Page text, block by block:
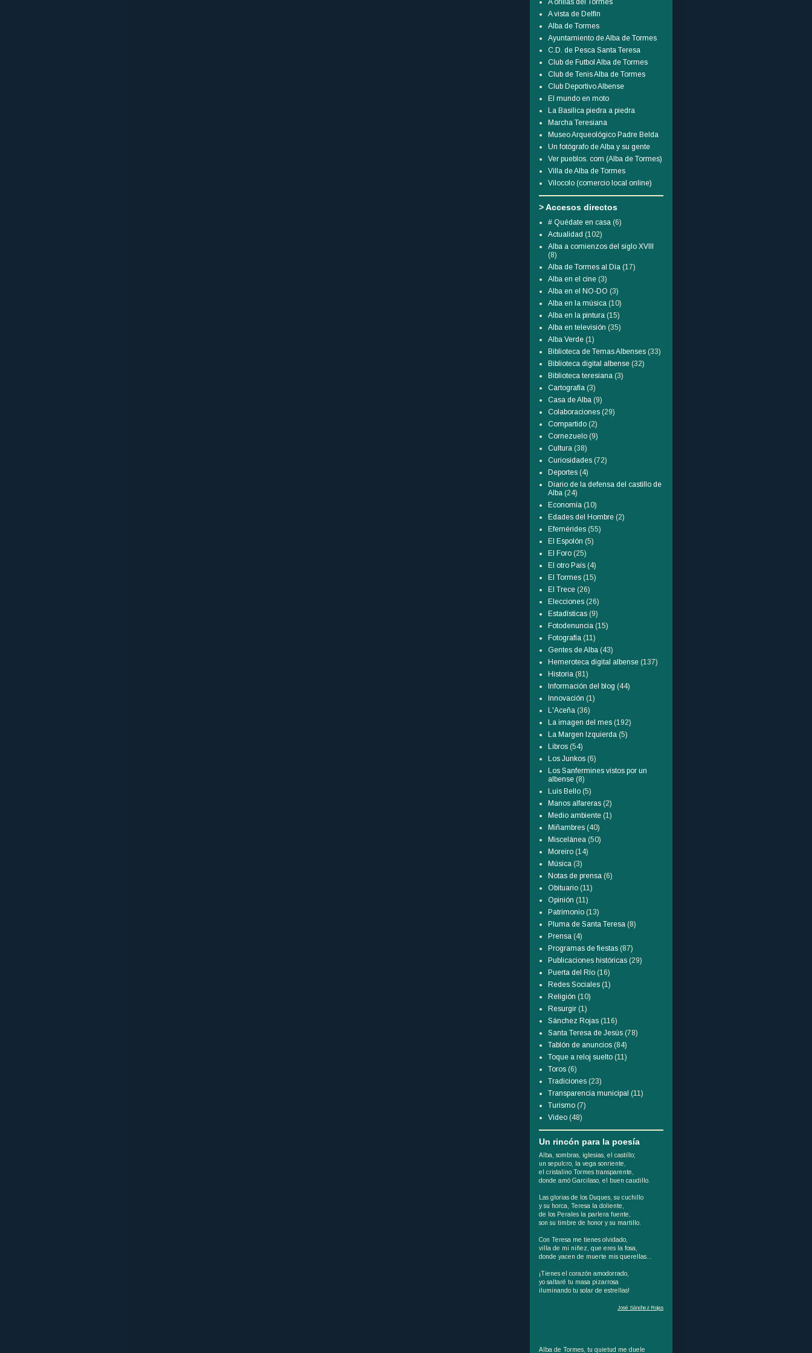
A orillas del Tormes
A vista de Delfín
Alba de Tormes
Ayuntamiento de Alba de Tormes
C.D. de Pesca Santa Teresa
Club de Futbol Alba de Tormes
Club de Tenis Alba de Tormes
Club Deportivo Albense
El mundo en moto
La Basílica piedra a piedra
Marcha Teresiana
Museo Arqueológico Padre Belda
Un fotógrafo de Alba y su gente
Ver pueblos. com (Alba de Tormes)
Villa de Alba de Tormes
Vilocolo (comercio local online)
> Accesos directos
# Quédate en casa (6)
Actualidad (102)
Alba a comienzos del siglo XVIII
(8)
Alba de Tormes al Día (17)
Alba en el cine (3)
Alba en el NO-DO (3)
Alba en la música (10)
Alba en la pintura (15)
Alba en televisión (35)
Alba Verde (1)
Biblioteca de Temas Albenses (33)
Biblioteca digital albense (32)
Biblioteca teresiana (3)
Cartografía (3)
Casa de Alba (9)
Colaboraciones (29)
Compartido (2)
Cornezuelo (9)
Cultura (38)
Curiosidades (72)
Deportes (4)
Diario de la defensa del castillo de
Alba (24)
Economía (10)
Edades del Hombre (2)
Efemérides (55)
El Espolón (5)
El Foro (25)
El otro País (4)
El Tormes (15)
El Trece (26)
Elecciones (26)
Estadísticas (9)
Fotodenuncia (15)
Fotografía (11)
Gentes de Alba (43)
Hemeroteca digital albense (137)
Historia (81)
Información del blog (44)
Innovación (1)
L'Aceña (36)
La imagen del mes (192)
La Margen Izquierda (5)
Libros (54)
Los Junkos (6)
Los Sanfermines vistos por un
albense (8)
Luis Bello (5)
Manos alfareras (2)
Medio ambiente (1)
Miñambres (40)
Miscelánea (50)
Moreiro (14)
Música (3)
Notas de prensa (6)
Obituario (11)
Opinión (11)
Patrimonio (13)
Pluma de Santa Teresa (8)
Prensa (4)
Programas de fiestas (87)
Publicaciones históricas (29)
Puerta del Río (16)
Redes Sociales (1)
Religión (10)
Resurgir (1)
Sánchez Rojas (116)
Santa Teresa de Jesús (78)
Tablón de anuncios (84)
Toque a reloj suelto (11)
Toros (6)
Tradiciones (23)
Transparencia municipal (11)
Turismo (7)
Video (48)
Un rincón para la poesía
Alba, sombras, iglesias, el castillo;
un sepulcro, la vega sonriente,
el cristalino Tormes transparente,
donde amó Garcilaso, el buen caudillo.
Las glorias de los Duques, su cuchillo
y su horca, Teresa la doliente,
de los Perales la parlera fuente,
son su timbre de honor y su martillo.
Con Teresa me tienes olvidado,
villa de mi niñez, que eres la fosa,
donde yacen de muerte mis querellas...
¡Tienes el corazón amodorrado,
yo saltaré tu masa pizarrosa
iluminando tu solar de estrellas!
José Sánchez Rojas
Alba de Tormes, tu quietud me duele